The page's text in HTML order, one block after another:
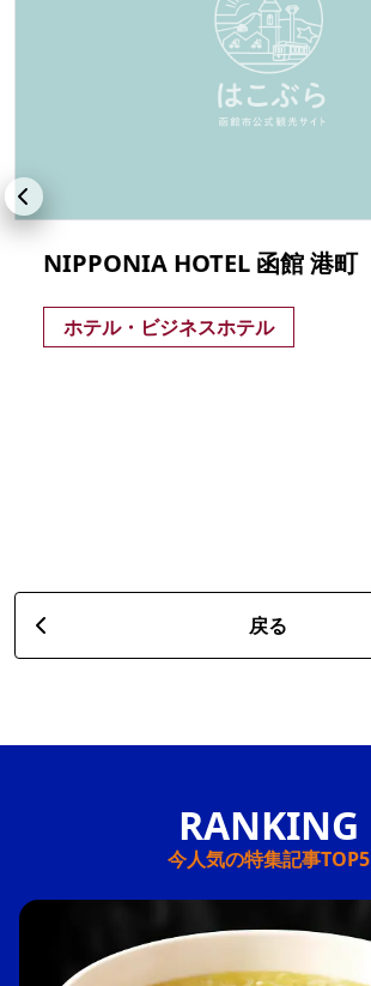
NIPPONIA HOTEL 函館 港町
ホテル・ビジネスホテル
戻る
今人気の特集記事TOP5